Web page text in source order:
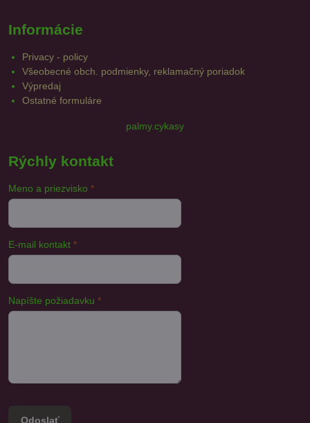
Informácie
Privacy - policy
Všeobecné obch. podmienky, reklamačný poriadok
Výpredaj
Ostatné formuláre
palmy.cykasy
Rýchly kontakt
Meno a priezvisko *
E-mail kontakt *
Napíšte požiadavku *
Odoslať